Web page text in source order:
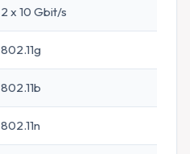
2 x 10 Gbit/s
802.11g
802.11b
802.11n